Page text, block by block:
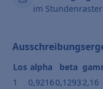
im
Los alpha beta
1
0,9216 0,1293 2,16